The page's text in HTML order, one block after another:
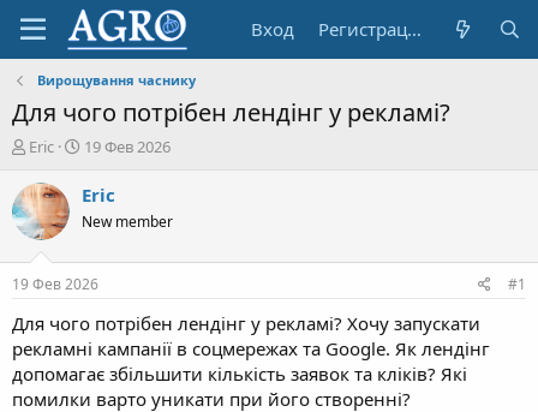
Вход Регистрация
Вирощування часнику
Для чого потрібен лендінг у рекламі?
А
т
о
р
е
м
ы
Eric
Д
т
н
ч
а
л
а
19 Фев 2026
Eric
New member
19 Фев 2026 #1
Для чого потрібен лендінг у рекламі? Хочу запускати
рекламні кампанії в соцмережах та Google. Як лендінг
допомагає збільшити кількість заявок та кліків? Які
помилки варто уникати при його створенні?